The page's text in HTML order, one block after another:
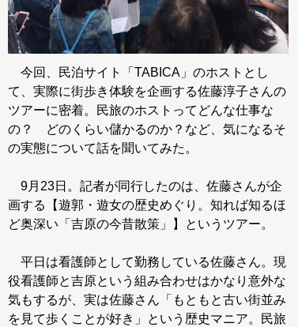
今回、民泊サイト「TABICA」のホストとし
て、実際に街歩き体験を企画する佐藤淳子さんの
ツアーに密着。民旅のホストってどんな仕事な
の？ どのくらい儲かるのか？など、気になるそ
の実態について話を聞いてみた。
9月23日。記者が同行したのは、佐藤さんが企
画する【遊郭・遊女の歴史めぐり。知れば知るほ
ど奥深い「吉原の今昔散策」】というツアー。
平日は看護師として勤務している佐藤さん。現
役看護師と吉原という組み合わせはかなり意外な
気もするが、実は佐藤さん「もともと古い街並み
を見て歩くことが好き」という歴史マニア。民旅